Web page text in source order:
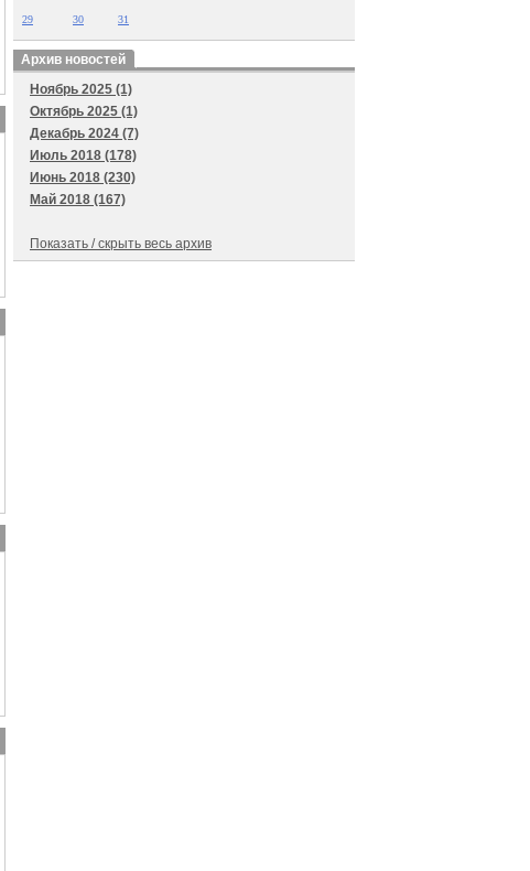
29 30 31
Архив новостей
Ноябрь 2025 (1)
Октябрь 2025 (1)
Декабрь 2024 (7)
Июль 2018 (178)
Июнь 2018 (230)
Май 2018 (167)
Показать / скрыть весь архив